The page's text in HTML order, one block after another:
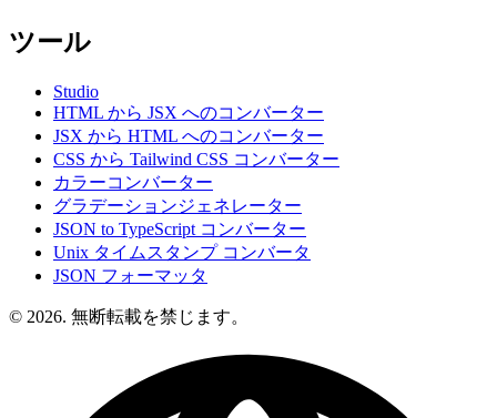
ツール
Studio
HTML から JSX へのコンバーター
JSX から HTML へのコンバーター
CSS から Tailwind CSS コンバーター
カラーコンバーター
グラデーションジェネレーター
JSON to TypeScript コンバーター
Unix タイムスタンプ コンバータ
JSON フォーマッタ
© 2026. 無断転載を禁じます。